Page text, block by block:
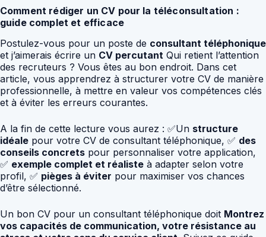
Comment rédiger un CV pour la téléconsultation :
guide complet et efficace
Postulez-vous pour un poste de consultant téléphonique
et j’aimerais écrire un CV percutant Qui retient l’attention
des recruteurs ? Vous êtes au bon endroit. Dans cet
article, vous apprendrez à structurer votre CV de manière
professionnelle, à mettre en valeur vos compétences clés
et à éviter les erreurs courantes.
A la fin de cette lecture vous aurez : ✅Un structure
idéale pour votre CV de consultant téléphonique, ✅ des
conseils concrets pour personnaliser votre application,
✅ exemple complet et réaliste à adapter selon votre
profil, ✅ pièges à éviter pour maximiser vos chances
d’être sélectionné.
Un bon CV pour un consultant téléphonique doit Montrez
vos capacités de communication, votre résistance au